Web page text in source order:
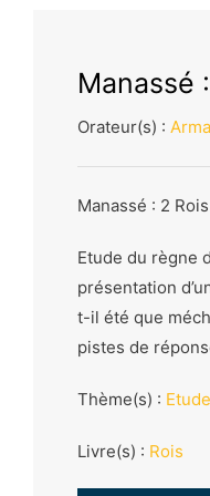
Manassé
Orateur(s) :
Manassé : 2 Rois
Etude du règne
présentation
t-il été que
pistes de
Thème(s) :
Livre(s) : Rois